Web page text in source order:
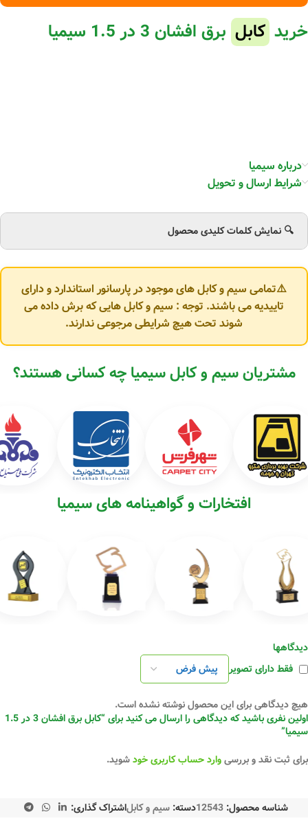
خرید کابل برق افشان 3 در 1.5 سیمیا
درباره سیمیا
شرایط ارسال و تحویل
🔍 نمایش کلمات کلیدی محصول
⚠️تمامی سیم و کابل های موجود در پارسانور استاندارد و دارای
تاییدیه می باشند. توجه : سیم و کابل هایی که برش داده می
شوند تحت هیچ شرایطی مرجوعی ندارند.
مشتریان سیم و کابل سیمیا چه کسانی هستند؟
افتخارات و گواهینامه های سیمیا
دیدگاهها
فقط دارای تصویر
هیچ دیدگاهی برای این محصول نوشته نشده است.
اولین نفری باشید که دیدگاهی را ارسال می کنید برای “کابل برق افشان 3 در 1.5
سیمیا”
برای ثبت نقد و بررسیوارد حساب کاربری خودشوید.
شناسه محصول: 12543دسته: سیم و کابلاشتراک گذاری: